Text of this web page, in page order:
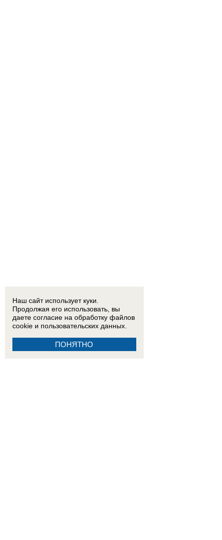
Наш сайт использует куки.
Продолжая его использовать, вы
даете согласие на обработку файлов
cookie и пользовательских данных.
ПОНЯТНО